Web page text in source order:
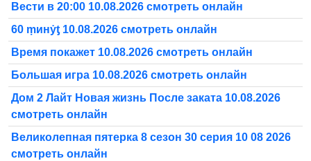
Вести в 20:00 10.08.2026 смотреть онлайн
60 ṃинẏƫ 10.08.2026 смотреть онлайн
Время покажет 10.08.2026 смотреть онлайн
Большая игра 10.08.2026 смотреть онлайн
Дом 2 Лайт Новая жизнь После заката 10.08.2026
смотреть онлайн
Великолепная пятерка 8 сезон 30 серия 10 08 2026
смотреть онлайн